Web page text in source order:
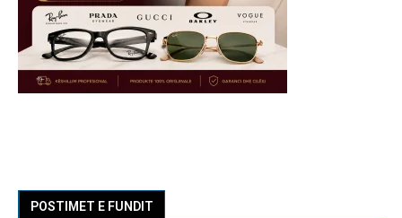
POSTIMET E FUNDIT